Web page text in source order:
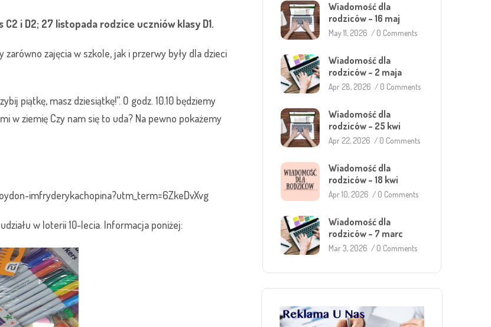
i D2; 27 listopada rodzice uczniów klasy D1.
zajęcia w szkole, jak i przerwy były dla dzieci
piątkę, masz dziesiątkę!”. O godz. 10.10 będziemy
w ziemię Czy nam się to uda? Na pewno pokażemy
imfryderykachopina?utm_term=6ZkeDvXvg
w loterii 10-lecia. Informacja poniżej:
Wiadomość dla
rodziców – 16 maj
May 11, 2026 / 0 Comments
Wiadomość dla
rodziców – 2 maja
Apr 28, 2026 / 0 Comments
Wiadomość dla
rodziców – 25 kwi
Apr 22, 2026 / 0 Comments
Wiadomość dla
rodziców – 18 kwi
Apr 10, 2026 / 0 Comments
Wiadomość dla
rodziców – 7 marc
Mar 3, 2026 / 0 Comments